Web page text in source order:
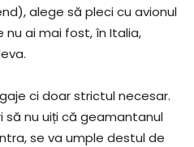
alege să pleci cu avionul
ai mai fost, în Italia,
ci doar strictul necesar.
să nu uiți că geamantanul
se va umple destul de